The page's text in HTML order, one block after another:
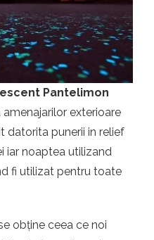
Pantelimon
exterioare
datorita punerii in relief
iar noaptea utilizand
fi utilizat pentru toate
obține ceea ce noi